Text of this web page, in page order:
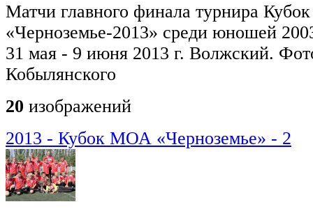
Матчи главного финала турнира
«Черноземье-2013» среди юношей
31 мая - 9 июня 2013 г. Волжский.
Кобылянского
20 изображений
2013 - Кубок МОА «Черноземье» - 2